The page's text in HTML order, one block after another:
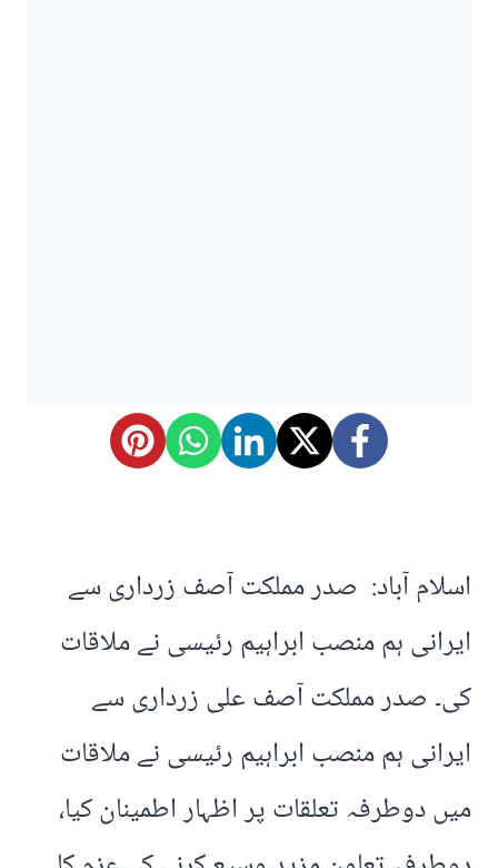
اسلام آباد: صدر مملکت آصف زرداری سے
ایرانی ہم منصب ابراہیم رئیسی نے ملاقات
کی۔ صدر مملکت آصف علی زرداری سے
ایرانی ہم منصب ابراہیم رئیسی نے ملاقات
میں دوطرفہ تعلقات پر اظہار اطمینان کیا،